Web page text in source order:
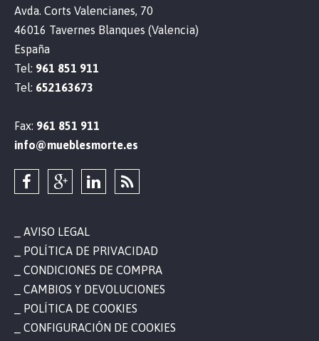
Avda. Corts Valencianes, 70
46016 Tavernes Blanques (Valencia)
España
Tel: 961 851 911
Tel: 652163673
Fax: 961 851 911
info@mueblesmorte.es
AVISO LEGAL
POLÍTICA DE PRIVACIDAD
CONDICIONES DE COMPRA
CAMBIOS Y DEVOLUCIONES
POLÍTICA DE COOKIES
CONFIGURACIÓN DE COOKIES